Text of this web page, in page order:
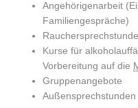
Angehörigenarbeit
Familiengespräche)
Rauchersprechstunde
Kurse für
Vorbereitung auf die
Gruppenangebote
Außensprechstunden